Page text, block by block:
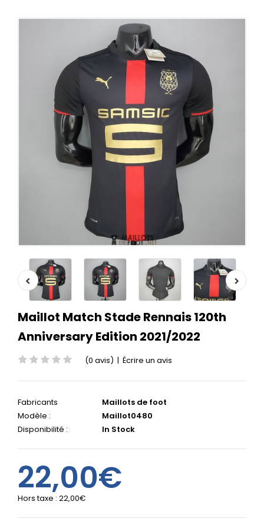
Maillot Match Stade Rennais 120th
Anniversary Edition 2021/2022
(0 avis) | Écrire un avis
Fabricants
Maillots de foot
Modèle :
Maillot0480
Disponibilité :
In Stock
22,00€
Hors taxe : 22,00€